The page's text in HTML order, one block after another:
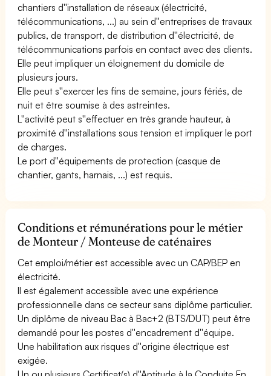
chantiers d''installation de réseaux (électricité,
télécommunications, ...) au sein d''entreprises de travaux
publics, de transport, de distribution d''électricité, de
télécommunications parfois en contact avec des clients.
Elle peut impliquer un éloignement du domicile de
plusieurs jours.
Elle peut s''exercer les fins de semaine, jours fériés, de
nuit et être soumise à des astreintes.
L''activité peut s''effectuer en très grande hauteur, à
proximité d''installations sous tension et impliquer le port
de charges.
Le port d''équipements de protection (casque de
chantier, gants, harnais, ...) est requis.
Conditions et rémunérations pour le métier
de Monteur / Monteuse de caténaires
Cet emploi/métier est accessible avec un CAP/BEP en
électricité.
Il est également accessible avec une expérience
professionnelle dans ce secteur sans diplôme particulier.
Un diplôme de niveau Bac à Bac+2 (BTS/DUT) peut être
demandé pour les postes d''encadrement d''équipe.
Une habilitation aux risques d''origine électrique est
exigée.